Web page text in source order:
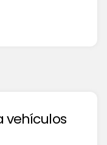
del
vehículos